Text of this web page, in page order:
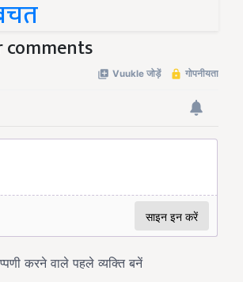
comments